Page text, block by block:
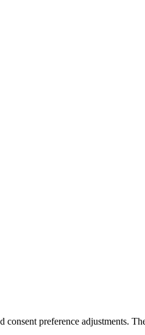
preference adjustments.